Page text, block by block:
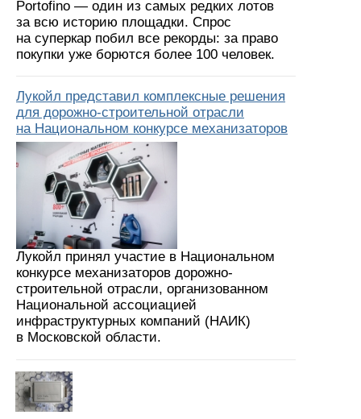
Portofino — один из самых редких лотов
за всю историю площадки. Спрос
на суперкар побил все рекорды: за право
покупки уже борются более 100 человек.
Лукойл представил комплексные решения
для дорожно-строительной отрасли
на Национальном конкурсе механизаторов
Лукойл принял участие в Национальном
конкурсе механизаторов дорожно-
строительной отрасли, организованном
Национальной ассоциацией
инфраструктурных компаний (НАИК)
в Московской области.